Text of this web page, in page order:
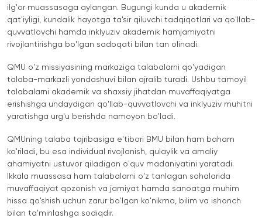
ilg'or muassasaga aylangan. Bugungi kunda u akademik
qat'iyligi, kundalik hayotga ta'sir qiluvchi tadqiqotlari va qo'llab-
quvvatlovchi hamda inklyuziv akademik hamjamiyatni
rivojlantirishga bo'lgan sadoqati bilan tan olinadi.
QMU o'z missiyasining markaziga talabalarni qo'yadigan
talaba-markazli yondashuvi bilan ajralib turadi. Ushbu tamoyil
talabalarni akademik va shaxsiy jihatdan muvaffaqiyatga
erishishga undaydigan qo'llab-quvvatlovchi va inklyuziv muhitni
yaratishga urg'u berishda namoyon bo'ladi.
QMUning talaba tajribasiga e'tibori BMU bilan ham baham
ko'riladi, bu esa individual rivojlanish, qulaylik va amaliy
ahamiyatni ustuvor qiladigan o'quv madaniyatini yaratadi.
Ikkala muassasa ham talabalarni o'z tanlagan sohalarida
muvaffaqiyat qozonish va jamiyat hamda sanoatga muhim
hissa qo'shish uchun zarur bo'lgan ko'nikma, bilim va ishonch
bilan ta'minlashga sodiqdir.